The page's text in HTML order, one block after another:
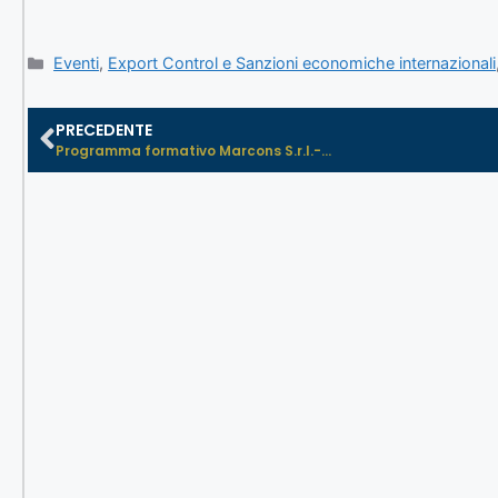
Eventi, Export Control e Sanzioni economiche internazionali,
PRECEDENTE
Programma formativo Marcons S.r.l.-...